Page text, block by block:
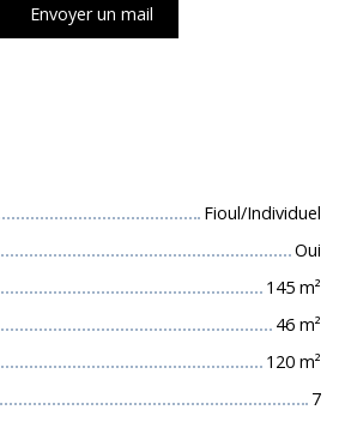
Envoyer un mail
Fioul/Individuel
Oui
145 m²
46 m²
120 m²
7